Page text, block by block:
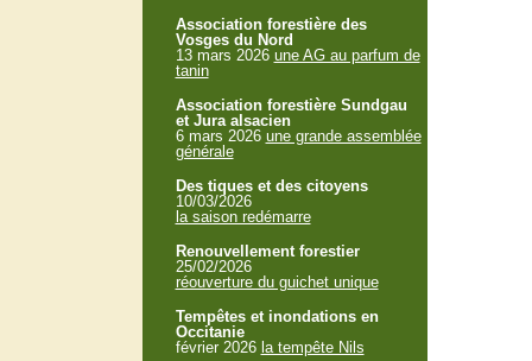
Association forestière des
Vosges du Nord
13 mars 2026 une AG au parfum de
tanin
Association forestière Sundgau
et Jura alsacien
6 mars 2026 une grande assemblée
générale
Des tiques et des citoyens
10/03/2026
la saison redémarre
Renouvellement forestier
25/02/2026
réouverture du guichet unique
Tempêtes et inondations en
Occitanie
février 2026 la tempête Nils